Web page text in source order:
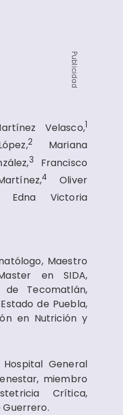
Publicidad
Velasco,1
2
Mariana
3 Francisco
4
Oliver
Edna Victoria
Maestro
en SIDA,
de Tecomatlán,
de Puebla,
en Nutrición y
Hospital General
miembro
Crítica,
Guerrero.